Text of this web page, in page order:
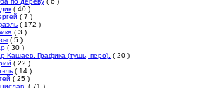
( 40 )
( 7 )
( 172 )
( 3 )
( 5 )
( 30 )
Кашаев. Графика (тушь, перо). ( 20 )
( 22 )
( 14 )
( 25 )